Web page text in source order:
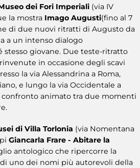
dei Fori Imperiali (via IV
la mostra Imago Augusti(fino al 7
di due nuovi ritratti di Augusto da
a un intenso dialogo
stesso giovane. Due teste-ritratto
in occasione degli scavi
la via Alessandrina a Roma,
e lungo la via Occidentale a
animato tra due momenti
di Villa Torlonia (via Nomentana
Giancarla Frare - Abitare la
antologico che ripercorre la
uno dei nomi più autorevoli della